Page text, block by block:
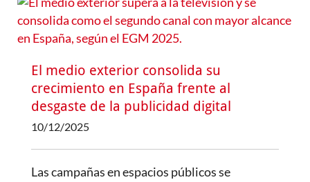
El medio exterior consolida su
crecimiento en España frente al
desgaste de la publicidad digital
10/12/2025
Las campañas en espacios públicos se